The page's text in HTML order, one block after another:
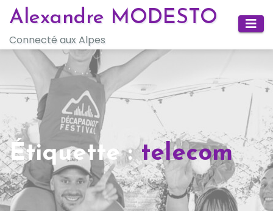
Skip
content
Alexandre MODESTO
Connecté aux Alpes
Étiquette :telecom